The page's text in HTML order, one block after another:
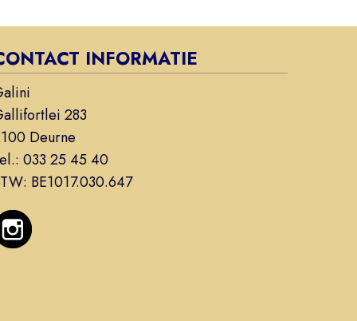
INFORMATIE
283
Deurne
033 25 45 40
BE1017.030.647